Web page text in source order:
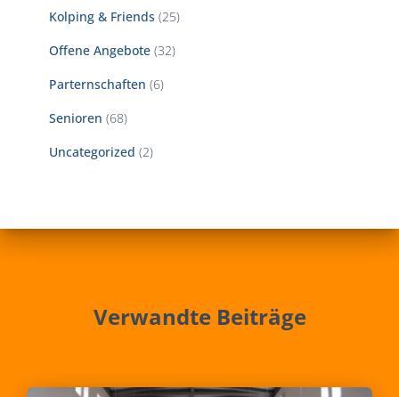
Kolping & Friends (25)
Offene Angebote (32)
Parternschaften (6)
Senioren (68)
Uncategorized (2)
Verwandte Beiträge